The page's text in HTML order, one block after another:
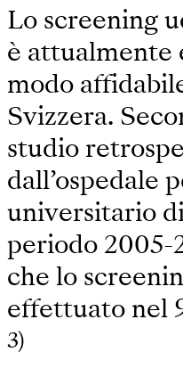
Lo screening
è
modo
Svizzera.
studio
dall’ospedale
universitario
periodo 2005-
che lo
effettuato nel
3)